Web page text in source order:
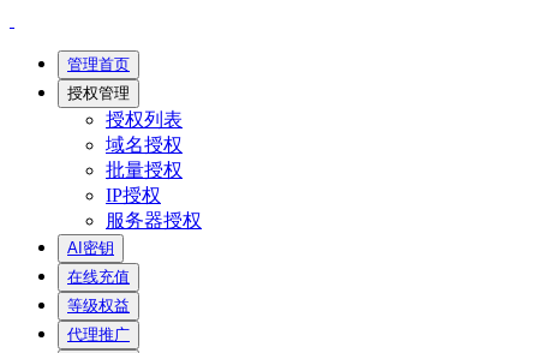
管理首页
授权管理
授权列表
域名授权
批量授权
IP授权
服务器授权
AI密钥
在线充值
等级权益
代理推广